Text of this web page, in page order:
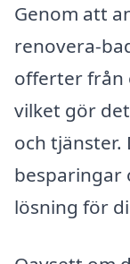
Genom att
renovera-
offerter från
vilket gör
och tjänster.
besparingar
lösning för